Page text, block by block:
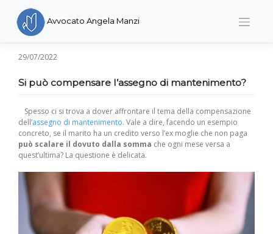
content
Avvocato Angela Manzi
29/07/2022
Si può compensare l’assegno di mantenimento?
Spesso ci si trova a dover affrontare il tema della compensazione
dell’assegno di mantenimento. Vale a dire, facendo un esempio
concreto, se il marito ha un credito verso l’ex moglie che non paga
può scalare il dovuto dalla somma che ogni mese versa a
quest’ultima? La questione è delicata.